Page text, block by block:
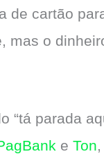
de cartão
mas o
“tá parada
e Ton